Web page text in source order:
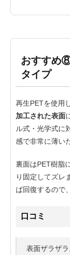
おすすめ
タイプ
再生PETを使用
加工された表面
ル式・光学式に
感で非常に薄い
裏面はPET樹脂
り固定してズレ
ば回復するので
口コミ
表面ザラザ